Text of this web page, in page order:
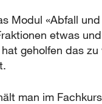
Modul «Abfall
etwas
geholfen das
man im